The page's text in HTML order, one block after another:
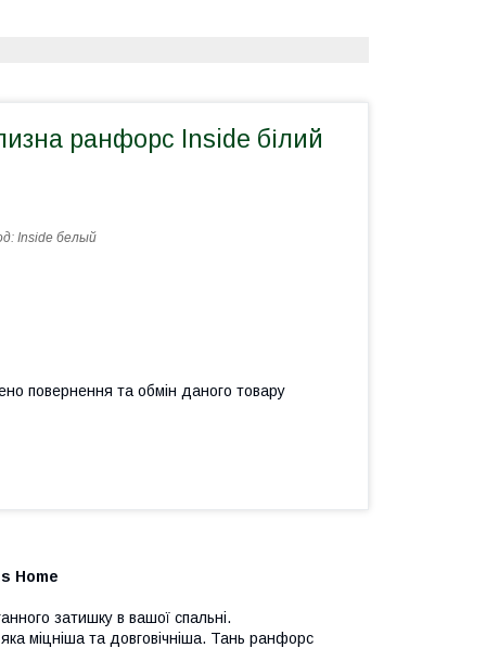
ранфорс Inside білий
Inside белый
повернення та обмін даного товару
Home
затишку в вашої спальні.
міцніша та довговічніша. Тань ранфорс